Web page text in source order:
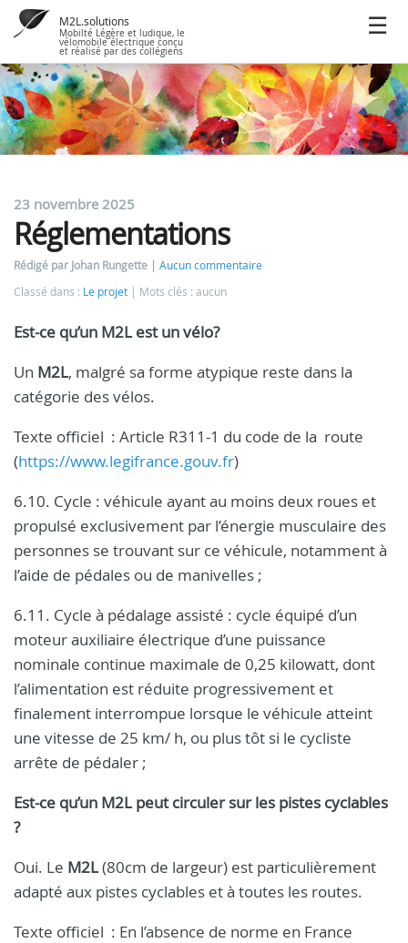
M2L.solutions
Mobilté Légère et ludique, le
vélomobile électrique conçu
et réalisé par des collégiens
23 novembre 2025
Réglementations
Rédigé par Johan Rungette
Aucun commentaire
Classé dans : Le projet Mots clés : aucun
Est-ce qu’un M2L est un vélo?
Un M2L, malgré sa forme atypique reste dans la
catégorie des vélos.
Texte officiel : Article R311-1 du code de la route
(https://www.legifrance.gouv.fr)
6.10. Cycle : véhicule ayant au moins deux roues et
propulsé exclusivement par l’énergie musculaire des
personnes se trouvant sur ce véhicule, notamment à
l’aide de pédales ou de manivelles ;
6.11. Cycle à pédalage assisté : cycle équipé d’un
moteur auxiliaire électrique d’une puissance
nominale continue maximale de 0,25 kilowatt, dont
l’alimentation est réduite progressivement et
finalement interrompue lorsque le véhicule atteint
une vitesse de 25 km/ h, ou plus tôt si le cycliste
arrête de pédaler ;
Est-ce qu’un M2L peut circuler sur les pistes cyclables
?
Oui. Le M2L(80cm de largeur) est particulièrement
adapté aux pistes cyclables et à toutes les routes.
Texte officiel : En l’absence de norme en France